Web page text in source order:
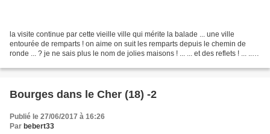
la visite continue par cette vieille ville qui mérite la balade ... une ville
entourée de remparts ! on aime on suit les remparts depuis le chemin de
ronde ... ? je ne sais plus le nom de jolies maisons ! ... ... et des reflets ! ... ...
Bourges dans le Cher (18) -2
Publié le 27/06/2017 à 16:26
Par bebert33